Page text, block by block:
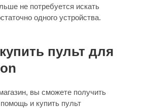
не потребуется искать
одного устройства.
пульт для
вы сможете получить
и купить пульт